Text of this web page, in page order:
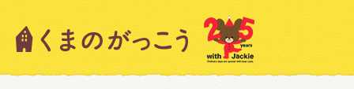
キャラクター紹介